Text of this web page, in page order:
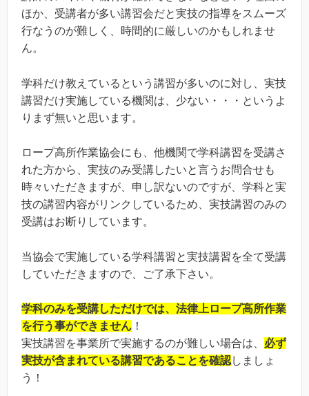
ほか、受講者が多い講習会だと実技の指導をスムーズ
行なうのが難しく、時間的に厳しいのかもしれませ
ん。
学科だけ教えているという講習が多いのに対し、実技
講習だけ実施している機関は、少ない・・・というよ
りまず無いと思います。
ロープ高所作業協会にも、他機関で学科講習を受講さ
れた方から、実技のみ受講したいと言うお問合せも
時々いただきますが、申し訳ないのですが、学科と実
技の講習内容がリンクしているため、実技講習のみの
受講はお断りしています。
当協会で実施している学科講習と実技講習を全て受講
していただきますので、ご了承下さい。
学科のみを受講しただけでは、法律上ロープ高所作業
を行う事ができません ！
実技講習を事業所で実施するのが難しい場合は、 必ず
実技が含まれている講習であることを確認しましょ
う！